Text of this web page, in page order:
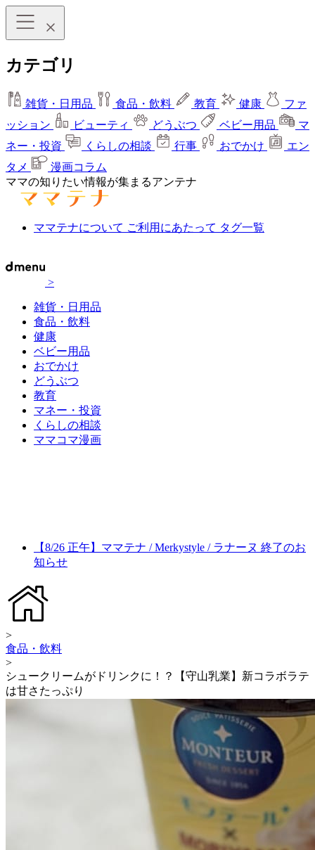
カテゴリ
雑貨・日用品 食品・飲料 教育 健康
ファ
ッション
ビューティ どうぶつ ベビー用品
マ
ネー・投資
くらしの相談 行事 おでかけ
エン
タメ
漫画コラム
ママの知りたい情報が集まるアンテナ
ママテナについて ご利用にあたって タグ一覧
>
雑貨・日用品
食品・飲料
健康
ベビー用品
おでかけ
どうぶつ
教育
マネー・投資
くらしの相談
ママコマ漫画
【8/26 正午】ママテナ / Merkystyle / ラナーヌ 終了のお
知らせ
>
食品・飲料
>
シュークリームがドリンクに！？【守山乳業】新コラボラテ
は甘さたっぷり